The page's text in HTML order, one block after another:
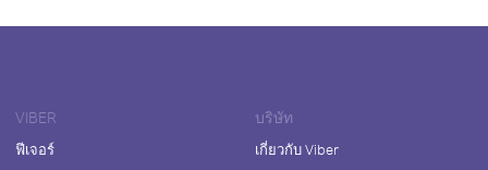
VIBER
ฟีเจอร์
บริษัท
เกี่ยวกับ Viber